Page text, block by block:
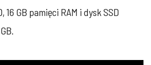
16 GB pamięci RAM i dysk SSD